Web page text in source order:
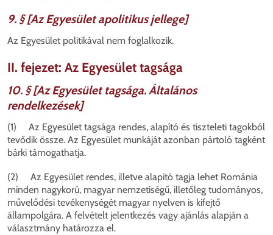
9. § [Az Egyesület apolitikus jellege]
Az Egyesület politikával nem foglalkozik.
II. fejezet: Az Egyesület tagsága
10. § [Az Egyesület tagsága. Általános
rendelkezések]
(1) Az Egyesület tagsága rendes, alapító és tiszteleti tagokból
tevődik össze. Az Egyesület munkáját azonban pártoló tagként
bárki támogathatja.
(2) Az Egyesület rendes, illetve alapító tagja lehet Románia
minden nagykorú, magyar nemzetiségű, illetőleg tudományos,
művelődési tevékenységét magyar nyelven is kifejtő
állampolgára. A felvételt jelentkezés vagy ajánlás alapján a
választmány határozza el.